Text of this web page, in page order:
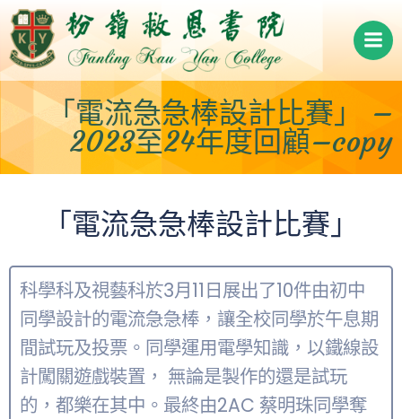
Skip
to
content
「電流急急棒設計比賽」 –
2023至24年度回顧–copy
「電流急急棒設計比賽」
科學科及視藝科於3月11日展出了10件由初中
同學設計的電流急急棒，讓全校同學於午息期
間試玩及投票。同學運用電學知識，以鐵線設
計闖關遊戲裝置， 無論是製作的還是試玩
的，都樂在其中。最終由2AC 蔡明珠同學奪